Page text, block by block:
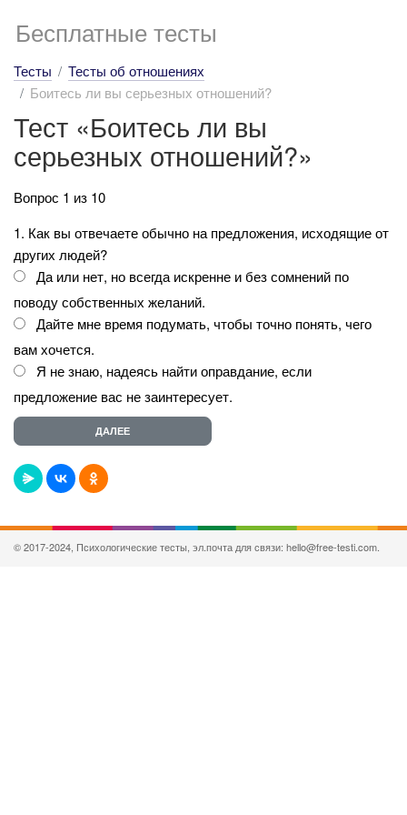
Бесплатные тесты
Тесты
Тесты об отношениях
Боитесь ли вы серьезных отношений?
Тест «Боитесь ли вы
серьезных отношений?»
Вопрос 1 из 10
1. Как вы отвечаете обычно на предложения, исходящие от
других людей?
Да или нет, но всегда искренне и без сомнений по
поводу собственных желаний.
Дайте мне время подумать, чтобы точно понять, чего
вам хочется.
Я не знаю, надеясь найти оправдание, если
предложение вас не заинтересует.
© 2017-2024, Психологические тесты, эл.почта для связи: hello@free-testi.com.